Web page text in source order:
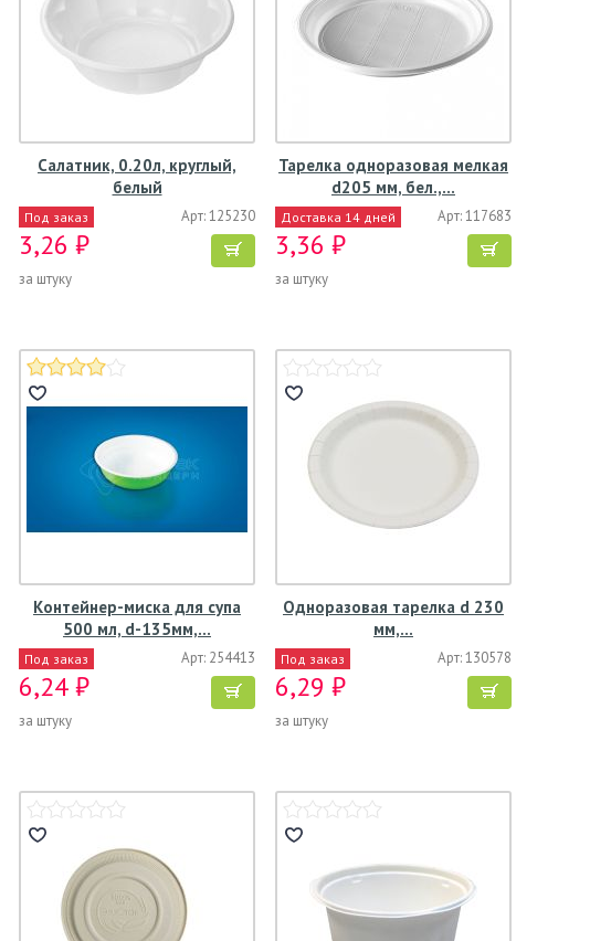
Салатник, 0.20л, круглый,
белый
Под заказ Арт: 125230
3,26 ₽
за штуку
Тарелка одноразовая мелкая
d205 мм, бел.,…
Доставка 14 дней Арт: 117683
3,36 ₽
за штуку
Контейнер-миска для супа
500 мл, d-135мм,…
Под заказ Арт: 254413
6,24 ₽
за штуку
Одноразовая тарелка d 230
мм,…
Под заказ Арт: 130578
6,29 ₽
за штуку